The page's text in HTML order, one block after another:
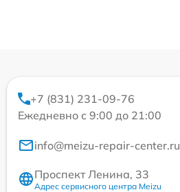
+7 (831) 231-09-76
Ежедневно с 9:00 до 21:00
info@meizu-repair-center.ru
Проспект Ленина, 33
Адрес сервисного центра Meizu